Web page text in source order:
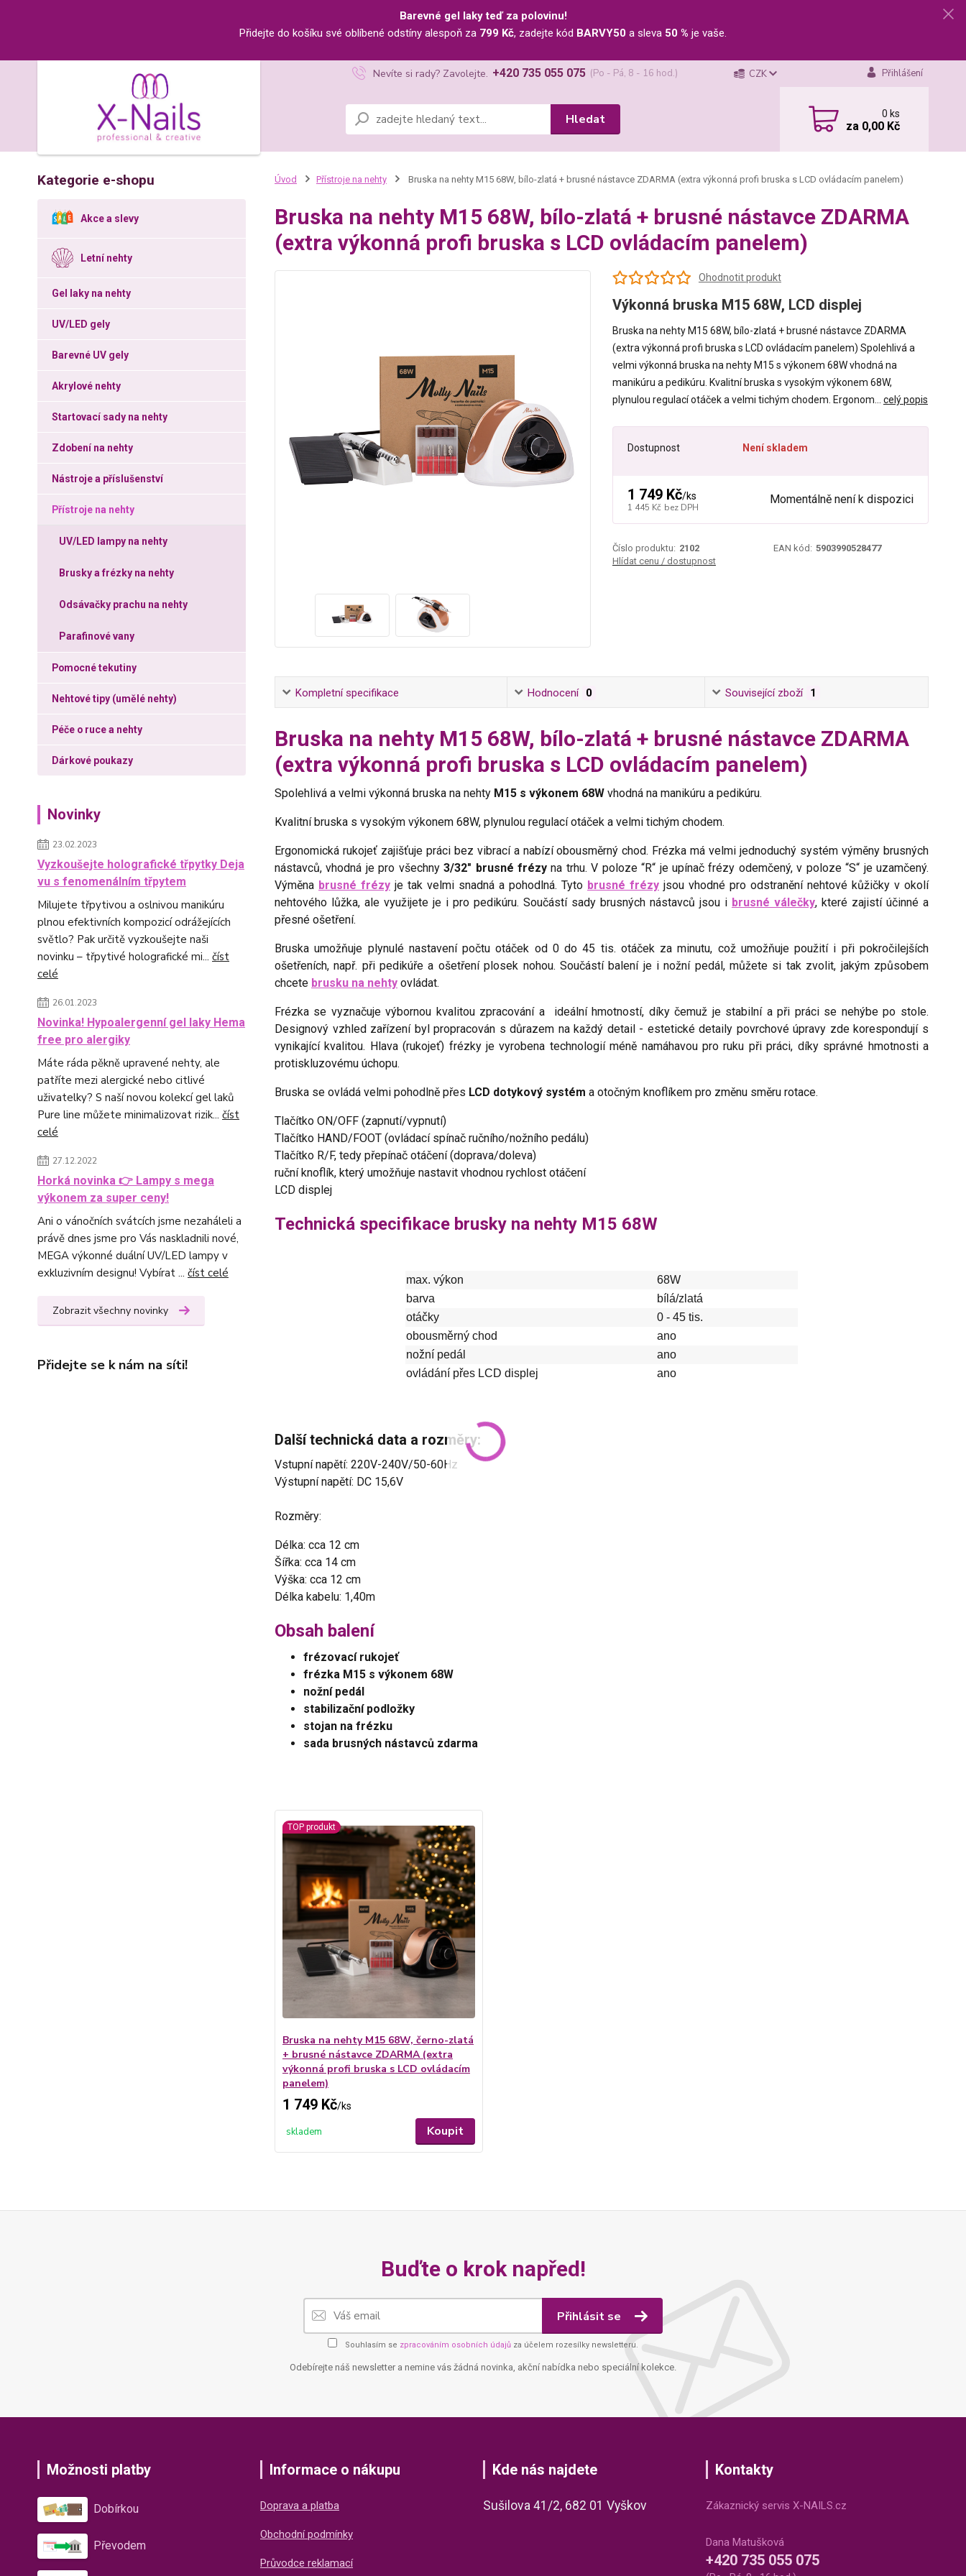
Barevné gel laky teď za polovinu!
Přidejte do košíku své oblíbené odstíny alespoň za 799 Kč, zadejte kód BARVY50 a sleva 50 % je vaše.
CZK Přihlášení
Hledat
Nevíte si rady? Zavolejte. +420 735 055 075 (Po - Pá, 8 - 16 hod.)
0ks
za 0,00 Kč
Kategorie e-shopu
Akce a slevy
Letní nehty
Gel laky na nehty
UV/LED gely
Barevné UV gely
Akrylové nehty
Startovací sady na nehty
Zdobení na nehty
Nástroje a příslušenství
Přístroje na nehty
UV/LED lampy na nehty
Brusky a frézky na nehty
Odsávačky prachu na nehty
Parafinové vany
Pomocné tekutiny
Nehtové tipy (umělé nehty)
Péče o ruce a nehty
Dárkové poukazy
Novinky
23.02.2023
Vyzkoušejte holografické třpytky Deja
vu s fenomenálním třpytem
Milujete třpytivou a oslnivou manikúru
plnou efektivních kompozicí odrážejících
světlo? Pak určitě vyzkoušejte naši
novinku – třpytivé holografické mi... číst
celé
26.01.2023
Novinka! Hypoalergenní gel laky Hema
free pro alergiky
Máte ráda pěkně upravené nehty, ale
patříte mezi alergické nebo citlivé
uživatelky? S naší novou kolekcí gel laků
Pure line můžete minimalizovat rizik... číst
celé
27.12.2022
Horká novinka 👉 Lampy s mega
výkonem za super ceny!
Ani o vánočních svátcích jsme nezaháleli a
právě dnes jsme pro Vás naskladnili nové,
MEGA výkonné duální UV/LED lampy v
exkluzivním designu! Vybírat ... číst celé
Zobrazit všechny novinky
Přidejte se k nám na síti!
Úvod Přístroje na nehty Bruska na nehty M15 68W, bílo-zlatá + brusné nástavce ZDARMA (extra výkonná profi bruska s LCD ovládacím panelem)
Bruska na nehty M15 68W, bílo-zlatá + brusné nástavce ZDARMA
(extra výkonná profi bruska s LCD ovládacím panelem)
Ohodnotit produkt
Výkonná bruska M15 68W, LCD displej
Bruska na nehty M15 68W, bílo-zlatá + brusné nástavce ZDARMA
(extra výkonná profi bruska s LCD ovládacím panelem) Spolehlivá a
velmi výkonná bruska na nehty M15 s výkonem 68W vhodná na
manikúru a pedikúru. Kvalitní bruska s vysokým výkonem 68W,
plynulou regulací otáček a velmi tichým chodem. Ergonom... celý popis
Dostupnost Není skladem
1 749 Kč/ks
1 445 Kč bez DPH
Momentálně není k dispozici
Číslo produktu: 2102 EAN kód: 5903990528477
Hlídat cenu / dostupnost
Kompletní specifikace Hodnocení 0 Související zboží 1
Bruska na nehty M15 68W, bílo-zlatá + brusné nástavce ZDARMA
(extra výkonná profi bruska s LCD ovládacím panelem)
Spolehlivá a velmi výkonná bruska na nehty M15 s výkonem 68Wvhodná na manikúru a pedikúru.
Kvalitní bruska s vysokým výkonem 68W, plynulou regulací otáček a velmi tichým chodem.
Ergonomická rukojeť zajišťuje práci bez vibrací a nabízí obousměrný chod. Frézka má velmi jednoduchý systém výměny brusných
nástavců, vhodná je pro všechny3/32" brusné frézyna trhu. V poloze “R“ je upínač frézy odemčený, v poloze “S“ je uzamčený.
Výměna brusné frézyje tak velmi snadná a pohodlná. Tyto brusné frézyjsou vhodné pro odstranění nehtové kůžičky v okolí
nehtového lůžka, ale využijete je i pro pedikúru. Součástí sady brusných nástavců jsou i brusné válečky, které zajistí účinné a
přesné ošetření.
Bruska umožňuje plynulé nastavení počtu otáček od 0 do 45 tis. otáček za minutu, což umožňuje použití i při pokročilejších
ošetřeních, např. při pedikúře a ošetření plosek nohou. Součástí balení je i nožní pedál, můžete si tak zvolit, jakým způsobem
chcete brusku na nehtyovládat.
Frézka se vyznačuje výbornou kvalitou zpracování a ideální hmotností, díky čemuž je stabilní a při práci se nehýbe po stole.
Designový vzhled zařízení byl propracován s důrazem na každý detail - estetické detaily povrchové úpravy zde korespondují s
vynikající kvalitou. Hlava (rukojeť) frézky je vyrobena technologií méně namáhavou pro ruku při práci, díky správné hmotnosti a
protiskluzovému úchopu.
Bruska se ovládá velmi pohodlně přes LCD dotykový systém a otočným knoflíkem pro změnu směru rotace.
Tlačítko ON/OFF (zapnutí/vypnutí)
Tlačítko HAND/FOOT (ovládací spínač ručního/nožního pedálu)
Tlačítko R/F, tedy přepínač otáčení (doprava/doleva)
ruční knoflík, který umožňuje nastavit vhodnou rychlost otáčení
LCD displej
Technická specifikace brusky na nehty M15 68W
max. výkon
68W
barva
bílá/zlatá
otáčky
0 - 45 tis.
obousměrný chod
ano
nožní pedál
ano
ovládání přes LCD displej
ano
Další technická data a rozměry:
Vstupní napětí: 220V-240V/50-60Hz
Výstupní napětí: DC 15,6V
Rozměry:
Délka: cca 12 cm
Šířka: cca 14 cm
Výška: cca 12 cm
Délka kabelu: 1,40m
Obsah balení
frézovací rukojeť
frézka M15 s výkonem 68W
nožní pedál
stabilizační podložky
stojan na frézku
sada brusných nástavců zdarma
TOP produkt
Bruska na nehty M15 68W, černo-zlatá
+ brusné nástavce ZDARMA (extra
výkonná profi bruska s LCD ovládacím
panelem)
1 749 Kč/ks
skladem Koupit
Buďte o krok napřed!
Přihlásit se
Souhlasím se zpracováním osobních údajů za účelem rozesílky newsletteru.
Odebírejte náš newsletter a nemine vás žádná novinka, akční nabídka nebo speciální kolekce.
Možnosti platby
Dobírkou
Převodem
Informace o nákupu
Doprava a platba
Obchodní podmínky
Průvodce reklamací
Kde nás najdete
Sušilova 41/2, 682 01 Vyškov
Kontakty
Zákaznický servis X-NAILS.cz
Dana Matušková
+420 735 055 075